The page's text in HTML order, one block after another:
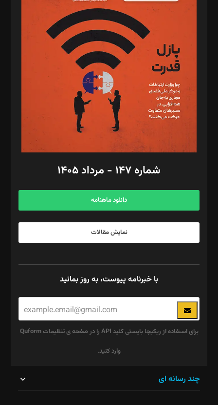
د‌بیر پیوست جهان: مینا پاکدل
د‌بیر تحریریه آنلاین: بابک نقاش
تحریریه‌: مجتبی محمود‌ی، آرش برهمند، یسنا امان‌پور، سروش کرمیان،
مصطفی مسجدی آرانی، ابوالفضل رجبی، زهرا فکرانه، فائزه فتحی
رستمی،مصطفی باستان
ویرایش: نگار استاد‌‌آقا
طراح یونیفرم: مجید توکلی
فیلمبرداری و عکاسی: امیر شفیعی، مانی لطفی زاده
گرافیک و صفحه‌آرایی: سید‌سبحان‌علی ثابت
مد‌یر توسعه تجاری: کامبیز برید‌
امور مالی: شاپور رهبری، محمد‌ کاظمی‌نیا
آگهی و مشترکین: ۰۹۱۹۹۹۹۰۴۵۴
شماره ۱۴۷ - مرداد ۱۴۰۵
دانلود ماهنامه
نمایش مقالات
با خبرنامه پیوست، به روز بمانید
برای استفاده از ریکپچا بایستی کلید API را در صفحه ی تنظیمات Quform
وارد کنید.
چند رسانه ای